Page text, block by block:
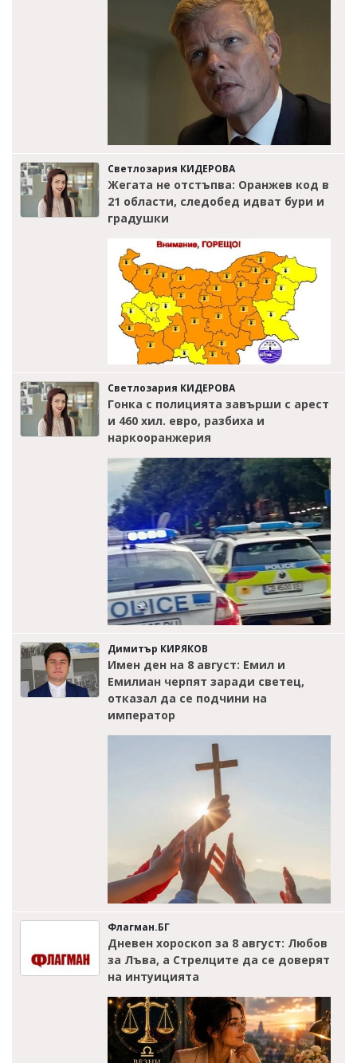
Светлозария КИДЕРОВА
Жегата не отстъпва: Оранжев код в
21 области, следобед идват бури и
градушки
Светлозария КИДЕРОВА
Гонка с полицията завърши с арест
и 460 хил. евро, разбиха и
наркооранжерия
Димитър КИРЯКОВ
Имен ден на 8 август: Емил и
Емилиан черпят заради светец,
отказал да се подчини на
император
Флагман.БГ
Дневен хороскоп за 8 август: Любов
за Лъва, а Стрелците да се доверят
на интуицията